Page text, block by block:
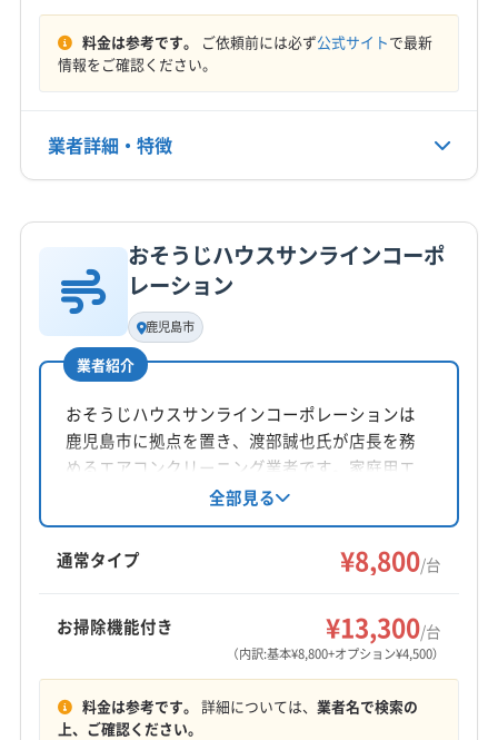
電話番号
公式HP
料金は参考です。 ご依頼前には必ず公式サイトで最新
情報をご確認ください。
業者詳細・特徴
基本情報
代表者名
平川和也
所在地
対応地域
鹿児島市
営業時間
定休日
おそうじハウスサンラインコーポ
レーション
鹿児島市
業者紹介
おそうじハウスサンラインコーポレーションは
鹿児島市に拠点を置き、渡部誠也氏が店長を務
めるエアコンクリーニング業者です。家庭用エ
アコンを中心に、土日祝日も対応。防カビ・抗
菌コーティングなどのオプションも用意し、小
さなお子さんやアレルギーを持つ方にも安心の
サービスを提供しています。
全部見る
通常タイプ ¥8,800/台
お掃除機能付き ¥13,300/台
（内訳:基本¥8,800+オプション¥4,500）
料金は参考です。 詳細については、 業者名で検索の
上、ご確認ください。